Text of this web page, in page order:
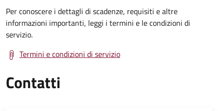
Per conoscere i dettagli di scadenze, requisiti e altre
informazioni importanti, leggi i termini e le condizioni di
servizio.
Termini e condizioni di servizio
Contatti